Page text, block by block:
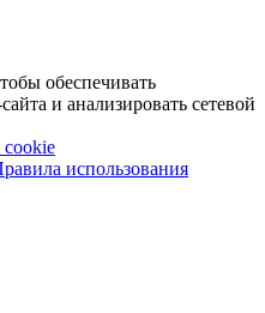
обеспечивать
и анализировать сетевой
cookie
использования